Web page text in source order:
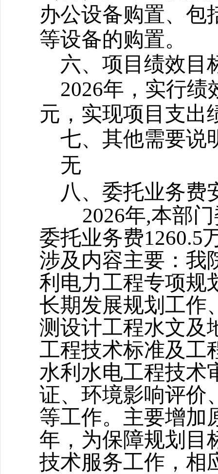
办公设备购置、包
等设备的购置。
六、项目绩效目
2026年，实行绩
元，实现项目支出
七、其他需要说
无
八、委托业务费
2026年,本部门
委托业务费1260.5
涉及内容主要：我
利电力工程专项规
长期发展规划 工作
测设计工程水文及
工程技术标准及工
水利水电工程技术
证、环境影响评价
等工作。 主要增加
年，为保障规划目
技术服务工作，